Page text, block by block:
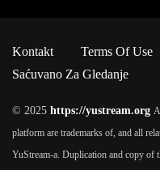
Kontakt Terms Of Use
Saćuvano Za Gledanje
© 2025 https://yustream.org
platform are trademarks of, and all
YuStream-a. Duplication and copy